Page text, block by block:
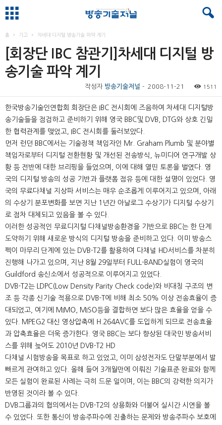
홈 기고 차세대 디지털 방송기술 파악 계기
[회장단 IBC 참관기]차세대 디지털 방
송기술 파악 계기
작성자 방송기술저널 - 2008-11-21 1511
한국방송기술인연합회 회장단은 IBC 전시회에 즈음하여 차세대 디지털방
송기술들을 점검하고 준비하기 위해 영국 BBC및 DVB, DTG와 상호 긴밀
한 협력관계를 맺었고, IBC 전시회를 둘러보았다.
먼저 런던 BBC에서는 기술정책 책임자인 Mr. Graham Plumb 및 분야별
책임자로부터 디지털 전환현황 및 개선된 전송방식, 뉴미디어 연구개발 상
황 등 전반에 대한 브리핑을 들었으며, 이에 대해 열띤 토론을 벌였다. 영
국의 디지털 방송의 성공 기반과 플랫폼 점유 등에 대한 설명이 있었다. 영
국의 무료다채널 지상파 서비스는 매우 순조롭게 이루어지고 있으며, 아래
의 수상기 분포변화를 보면 지난 1년간 아날로그 수상기가 디지털 수상기
로 점차 대체되고 있음을 볼 수 있다.
이러한 성공적인 무료디지털 다채널방송환경을 기반으로 BBC는 한 단계
도약하기 위해 새로운 방식의 디지털 방송을 준비하고 있다. 이미 방송스
펙이 마무리 단계에 있는 DVB-T2를 활용하여 다채널 HD서비스를 차분히
진행해 나가고 있으며, 지난 8월 29일부터 FULL-BAND실험이 영국의
Guildford 송신소에서 성공적으로 이루어지고 있었다.
DVB-T2는 LDPC(Low Density Parity Check code)와 비대칭 구조의 변
조 등 각종 신기술 적용으로 DVB-T에 비해 최소 50% 이상 전송효율이 증
대되었고, 여기에 MIMO, MISO등을 결합하면 보다 많은 효율을 얻을 수
있다. MPEG2 대신 영상압축에 H.264AVC를 도입하게 되므로 전송효율
과 압축효율은 더욱 증가한다. 영국 BBC는 보다 향상된 대국민 방송서비
스를 위해 늦어도 2010년 DVB-T2 HD
다채널 시험방송을 목표로 하고 있었고, 이미 삼성전자도 단말부분에서 발
빠르게 관여하고 있다. 올해 들어 3개월만에 이뤄진 기술표준 완료와 함께
모든 실험이 완료된 사례는 극히 드문 일이며, 이는 BBC의 강력한 의지가
반영된 것이라 볼 수 있다.
DVB그룹과의 협의에서는 DVB-T2의 상용화와 더불어 실시간 시연을 볼
수 있었다. 또한 통신이 방송주파수에 진출하는 문제와 방송주파수 보호에